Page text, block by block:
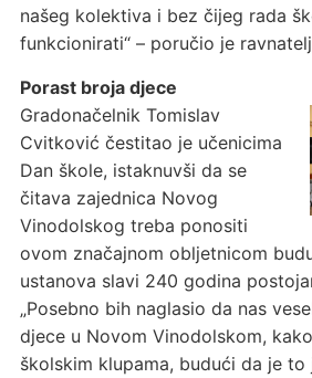
našeg kolektiva i bez čijeg rada
funkcionirati“ – poručio je
Porast broja djece
Gradonačelnik Tomislav
Cvitković čestitao je učenicima
Dan škole, istaknuvši da se
čitava zajednica Novog
Vinodolskog treba ponositi
ovom značajnom obljetnicom
ustanova slavi 240 godina
„Posebno bih naglasio da nas
djece u Novom Vinodolskom,
školskim klupama, budući da je